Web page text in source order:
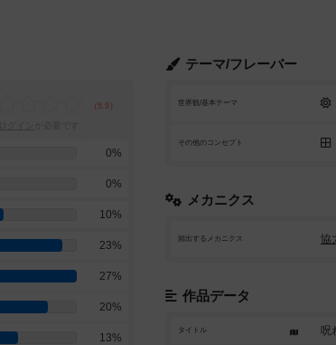
テーマ/フレーバー
世界観/基本テーマ
その他のコンセプト
メカニクス
頻出するメカニクス 協
作品データ
タイトル 呪
0%
0%
10%
23%
27%
20%
13%